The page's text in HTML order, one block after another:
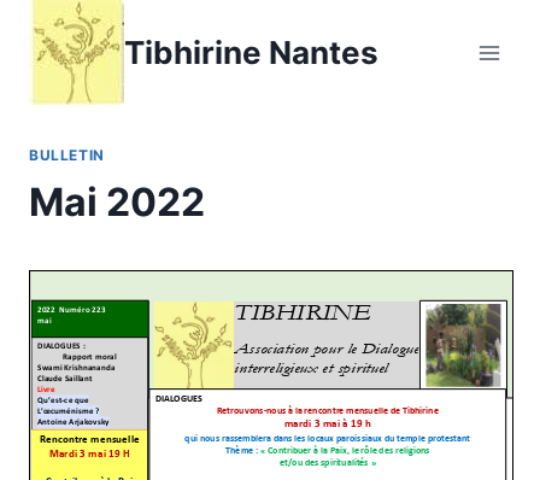
contenu
Tibhirine Nantes
BULLETIN
Mai 2022